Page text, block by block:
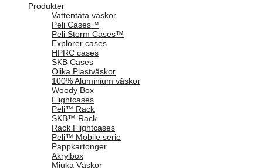
Produkter
Vattentäta väskor
Peli Cases™
Peli Storm Cases™
Explorer cases
HPRC cases
SKB Cases
Olika Plastväskor
100% Aluminium väskor
Woody Box
Flightcases
Peli™ Rack
SKB™ Rack
Rack Flightcases
Peli™ Mobile serie
Pappkartonger
Akrylbox
Mjuka Väskor